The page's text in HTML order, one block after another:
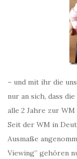
– und mit ihr die
nur an sich, dass
alle 2 Jahre zur
Seit der WM in
Ausmaße
Viewing” gehören